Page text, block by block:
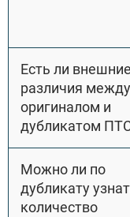
Есть ли внешние
различия между
оригиналом и
дубликатом
Можно ли по
дубликату
количество